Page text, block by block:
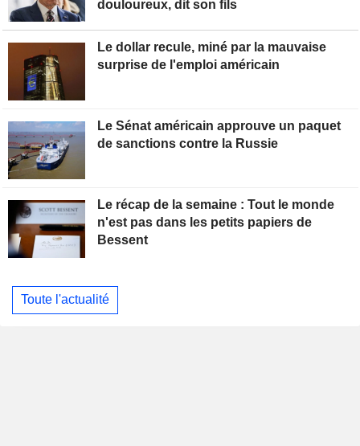
douloureux, dit son fils
Le dollar recule, miné par la mauvaise
surprise de l'emploi américain
Le Sénat américain approuve un paquet
de sanctions contre la Russie
Le récap de la semaine : Tout le monde
n'est pas dans les petits papiers de
Bessent
Toute l'actualité